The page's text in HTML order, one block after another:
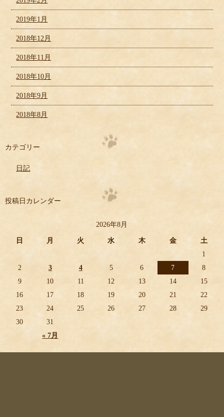
2019年1月
2018年12月
2018年11月
2018年10月
2018年9月
2018年8月
カテゴリー
日記
投稿日カレンダー
2026年8月
日 月 火 水 木 金 土
« 7月
1
2
3 4 5 6 7
8
9
10 11 12 13 14
15
16
17 18 19 20 21
22
23
24 25 26 27 28
29
30
31